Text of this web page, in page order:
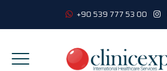
+90 539 777 53 00